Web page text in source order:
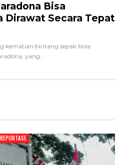
Bisa
Dirawat Secara Tepat
kematian bintang sepak bola
yang…
REPORTASE